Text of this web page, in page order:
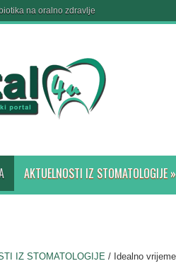
na oralno zdravlje
AKTUELNOSTI IZ STOMATOLOGIJE »
IZ STOMATOLOGIJE / Idealno